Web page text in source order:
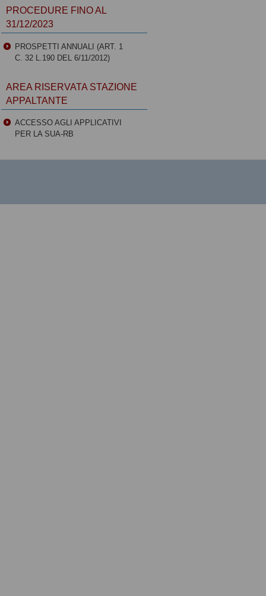
PROCEDURE FINO AL
31/12/2023
PROSPETTI ANNUALI (ART. 1
C. 32 L.190 DEL 6/11/2012)
AREA RISERVATA STAZIONE
APPALTANTE
ACCESSO AGLI APPLICATIVI
PER LA SUA-RB